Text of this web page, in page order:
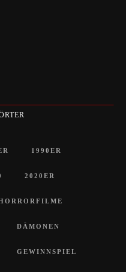
1990ER
2020ER
DÄMONEN
GEWINNSPIEL